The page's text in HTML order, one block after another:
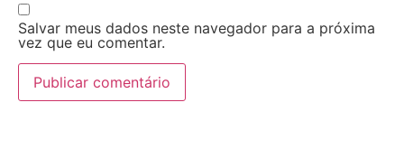
Salvar meus dados neste navegador para a próxima
vez que eu comentar.